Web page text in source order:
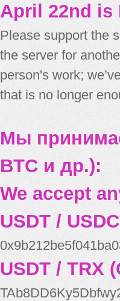
April 22nd is
Please support the
the server for
person's work;
that is no longer
Мы
BTC и др.):
We accept
USDT /
USDT / TRX